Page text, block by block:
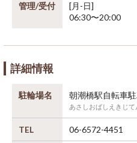
管理/受付
[月-日]
06:30〜20:00
詳細情報
駐輪場名 朝潮橋駅自転車
あさしおばしえきじ
TEL 06-6572-4451